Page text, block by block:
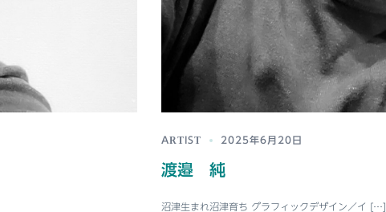
ARTIST 2025年6月20日
渡邉 純
沼津生まれ沼津育ち グラフィックデザイン／イ […]